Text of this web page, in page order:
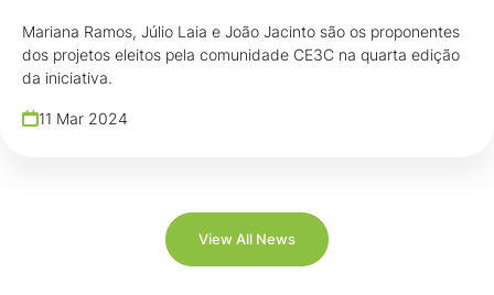
Mariana Ramos, Júlio Laia e João Jacinto são os proponentes
dos projetos eleitos pela comunidade CE3C na quarta edição
da iniciativa.
11 Mar 2024
View All News